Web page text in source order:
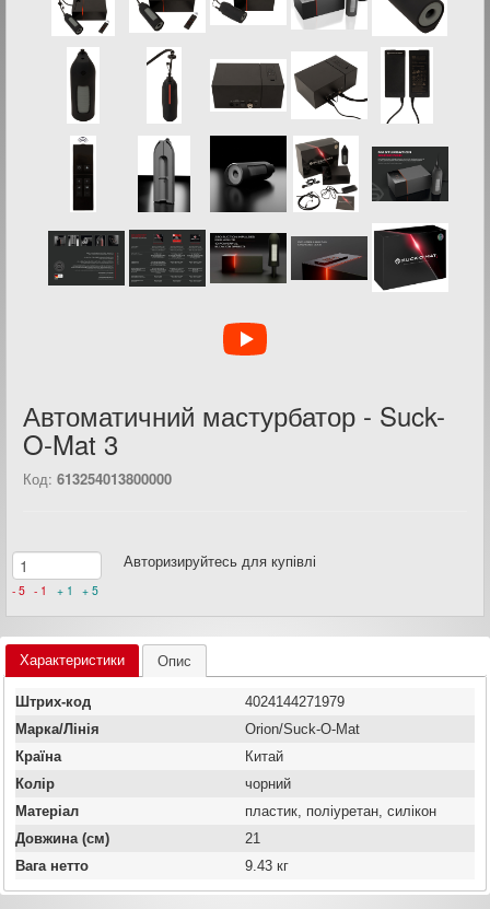
Автоматичний мастурбатор - Suck-
O-Mat 3
Код: 613254013800000
- 5 - 1 + 5
+ 1
Авторизируйтесь для купівлі
Характеристики Опис
Штрих-код
4024144271979
Марка/Лінія
Orion/Suck-O-Mat
Країна
Китай
Колір
чорний
Матеріал
пластик, поліуретан, силікон
Довжина (см)
21
Вага нетто
9.43 кг